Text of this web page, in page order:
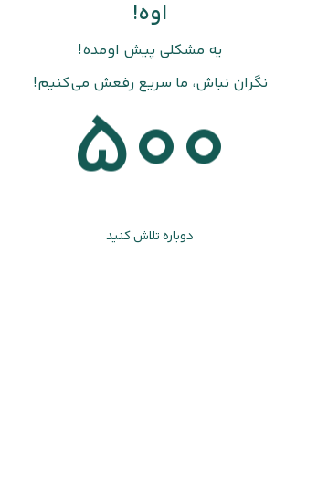
اوه!
یه مشکلی پیش اومده!
نگران نباش، ما سریع رفعش می‌کنیم!
500
دوباره تلاش کنید